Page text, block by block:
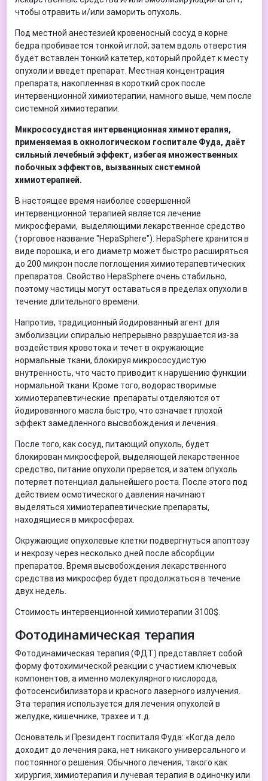
чтобы отравить и/или заморить опухоль.
Под местной анестезией кровеносный сосуд в корне
бедра пробивается тонкой иглой; затем вдоль отверстия
будет вставлен тонкий катетер, который пройдет к месту
опухоли и введет препарат. Местная концентрация
препарата, накопленная в короткий срок после
интервенционной химиотерапии, намного выше, чем после
системной химиотерапии.
Микрососудистая интервенционная химиотерапия,
применяемая в окнологическом госпитале Фуда, даёт
сильный лечебный эффект, избегая множественных
побочных эффектов, вызванных системной
химиотерапией.
В настоящее время наиболее совершенной
интервенционной терапией является лечение
микросферами, выделяющими лекарственное средство
(торговое название "HepaSphere"). HepaSphere хранится в
виде порошка, и его диаметр может быстро расширяться
до 200 микрон после поглощения химиотерапевтических
препаратов. Свойство HepaSphere очень стабильно,
поэтому частицы могут оставаться в пределах опухоли в
течение длительного времени.
Напротив, традиционный йодированный агент для
эмболизации спиралью непрерывно разрушается из-за
воздействия кровотока и течет в окружающие
нормальные ткани, блокируя микрососудистую
внутренность, что часто приводит к нарушению функции
нормальной ткани. Кроме того, водорастворимые
химиотерапевтические препараты отделяются от
йодированного масла быстро, что означает плохой
эффект замедленного высвобождения и лечения.
После того, как сосуд, питающий опухоль, будет
блокирован микросферой, выделяющей лекарственное
средство, питание опухоли прервется, и затем опухоль
потеряет потенциал дальнейшего роста. После этого под
действием осмотического давления начинают
выделяться химиотерапевтические препараты,
находящиеся в микросферах.
Окружающие опухолевые клетки подвергнуться апоптозу
и некрозу через несколько дней после абсорбции
препаратов. Время высвобождения лекарственного
средства из микросфер будет продолжаться в течение
двух недель.
Стоимость интервенционной химиотерапии 3100$.
Фотодинамическая терапия
Фотодинамическая терапия (ФДТ) представляет собой
форму фотохимической реакции с участием ключевых
компонентов, а именно молекулярного кислорода,
фотосенсибилизатора и красного лазерного излучения.
Эта терапия используется для лечения опухолей в
желудке, кишечнике, трахее и т.д.
Основатель и Президент госпиталя Фуда: «Когда дело
доходит до лечения рака, нет никакого универсального и
постоянного решения. Обычного лечения, такого как
хирургия, химиотерапия и лучевая терапия в одиночку или